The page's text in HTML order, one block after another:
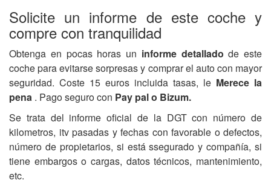
Solicite un informe de este coche y
compre con tranquilidad
Obtenga en pocas horas un informe detalladode este
coche para evitarse sorpresas y comprar el auto con mayor
seguridad. Coste 15 euros incluida tasas, le Merece la
pena . Pago seguro con Pay pal o Bizum.
Se trata del informe oficial de la DGT con número de
kilometros, itv pasadas y fechas con favorable o defectos,
número de propietarios, si está ssegurado y compañía, si
tiene embargos o cargas, datos técnicos, mantenimiento,
etc.